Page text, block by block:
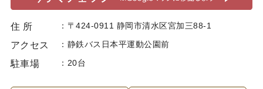
住 所 〒424-0911 静岡市清水区宮加三88-1
アクセス 静鉄バス日本平運動公園前
駐車場 20台